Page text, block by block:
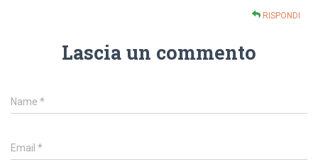
RISPONDI
Lascia un commento
Name *
Email *